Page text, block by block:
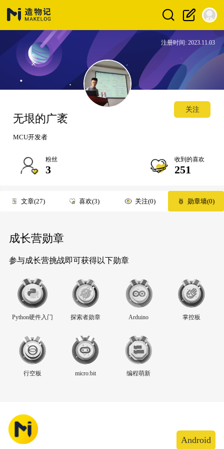
注册时间: 2023.11.03
无垠的广袤
MCU开发者
关注
粉丝
3
收到的喜欢
251
文章 27 喜欢 3 关注 0 勋章墙 0
成长营勋章
参与成长营挑战即可获得以下勋章
Python硬件入门 探索者勋章 Arduino 掌控板
行空板 micro:bit 编程萌新
Android